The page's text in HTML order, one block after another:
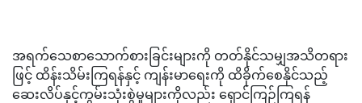
အရက်သေစာသောက်စားခြင်းများကို တတ်နိုင်သမျှအသိတရား
ဖြင့် ထိန်းသိမ်းကြရန်နှင့် ကျန်းမာရေးကို ထိခိုက်စေနိုင်သည့်
ဆေးလိပ်နှင့်ကွမ်းသုံးစွဲမှုများကိုလည်း ရှောင်ကြဉ်ကြရန်